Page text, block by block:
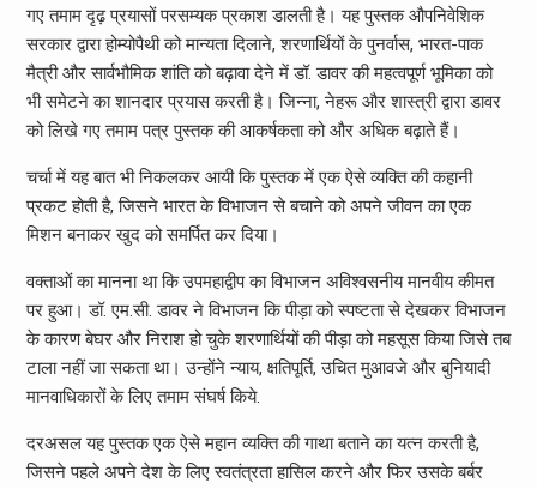
गए तमाम दृढ़ प्रयासों परसम्यक प्रकाश डालती है। यह पुस्तक औपनिवेशिक
सरकार द्वारा होम्योपैथी को मान्यता दिलाने, शरणार्थियों के पुनर्वास, भारत-पाक
मैत्री और सार्वभौमिक शांति को बढ़ावा देने में डॉ. डावर की महत्वपूर्ण भूमिका को
भी समेटने का शानदार प्रयास करती है। जिन्ना, नेहरू और शास्त्री द्वारा डावर
को लिखे गए तमाम पत्र पुस्तक की आकर्षकता को और अधिक बढ़ाते हैं।
चर्चा में यह बात भी निकलकर आयी कि पुस्तक में एक ऐसे व्यक्ति की कहानी
प्रकट होती है, जिसने भारत के विभाजन से बचाने को अपने जीवन का एक
मिशन बनाकर खुद को समर्पित कर दिया।
वक्ताओं का मानना था कि उपमहाद्वीप का विभाजन अविश्वसनीय मानवीय कीमत
पर हुआ। डॉ. एम.सी. डावर ने विभाजन कि पीड़ा को स्पष्टता से देखकर विभाजन
के कारण बेघर और निराश हो चुके शरणार्थियों की पीड़ा को महसूस किया जिसे तब
टाला नहीं जा सकता था। उन्होंने न्याय, क्षतिपूर्ति, उचित मुआवजे और बुनियादी
मानवाधिकारों के लिए तमाम संघर्ष किये.
दरअसल यह पुस्तक एक ऐसे महान व्यक्ति की गाथा बताने का यत्न करती है,
जिसने पहले अपने देश के लिए स्वतंत्रता हासिल करने और फिर उसके बर्बर